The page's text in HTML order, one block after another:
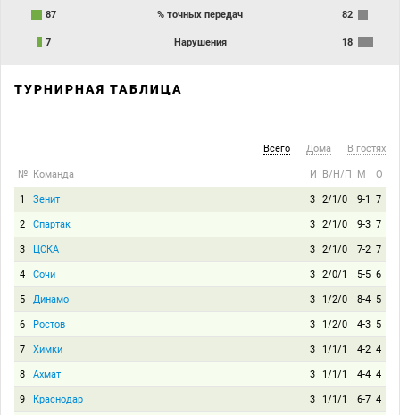
87 % точных передач 82
7 Нарушения 18
ТУРНИРНАЯ ТАБЛИЦА
Всего Дома В гостях
№ Команда И В/Н/П М О
1 Зенит 3 2/1/0 9-1 7
2 Спартак 3 2/1/0 9-3 7
3 ЦСКА 3 2/1/0 7-2 7
4 Сочи 3 2/0/1 5-5 6
5 Динамо 3 1/2/0 8-4 5
6 Ростов 3 1/2/0 4-3 5
7 Химки 3 1/1/1 4-2 4
8 Ахмат 3 1/1/1 4-4 4
9 Краснодар 3 1/1/1 6-7 4